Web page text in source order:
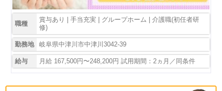
職種
賞与あり | 手当充実 | グループホーム | 介護職(初任者研
修)
勤務地 岐阜県中津川市中津川3042-39
給与 月給 167,500円〜248,200円 試用期間：2ヵ月／同条件